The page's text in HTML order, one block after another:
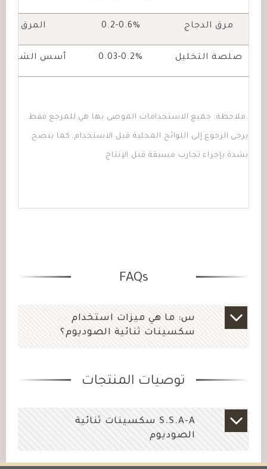
مرق الدجاج 0.2-0.6% المرق
صلصة التخليل 0.03-0.2% أسس الشوربة
.ملاحظة: جميع الاستخدامات الموصى بها هي للمرجع فقط.
يرجى الرجوع إلى اللوائح المحلية قبل الاستخدام. كما ينصح
بشدة بإجراء تجارب مسبقة قبل الإنتاج
FAQs
س: ما هي ميزات استخدام
سكسينات ثنائية الصوديوم؟
توصيات المنتجات
S.S.A-A سكسينات ثنائية
الصوديوم